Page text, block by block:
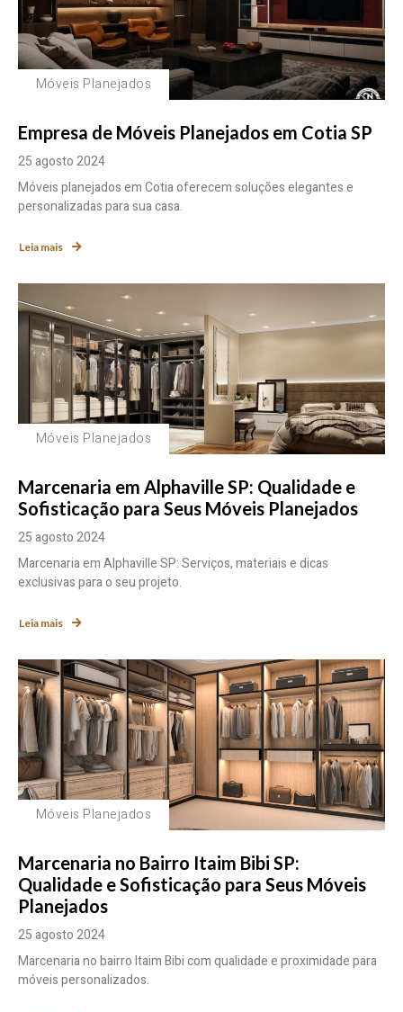
Móveis Planejados
Empresa de Móveis Planejados em Cotia SP
25 agosto 2024
Móveis planejados em Cotia oferecem soluções elegantes e
personalizadas para sua casa.
Leia mais
Móveis Planejados
Marcenaria em Alphaville SP: Qualidade e
Sofisticação para Seus Móveis Planejados
25 agosto 2024
Marcenaria em Alphaville SP: Serviços, materiais e dicas
exclusivas para o seu projeto.
Leia mais
Móveis Planejados
Marcenaria no Bairro Itaim Bibi SP:
Qualidade e Sofisticação para Seus Móveis
Planejados
25 agosto 2024
Marcenaria no bairro Itaim Bibi com qualidade e proximidade para
móveis personalizados.